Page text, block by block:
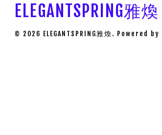
ELEGANTSPRING雅煥
© 2026 ELEGANTSPRING雅煥. Powered by